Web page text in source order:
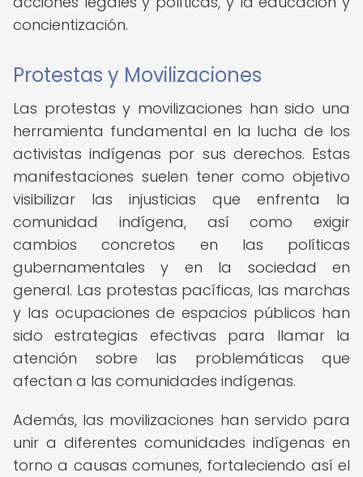
concientización.
Protestas y Movilizaciones
Las protestas y movilizaciones han sido una
herramienta fundamental en la lucha de los
activistas indígenas por sus derechos. Estas
manifestaciones suelen tener como objetivo
visibilizar las injusticias que enfrenta la
comunidad indígena, así como exigir
cambios concretos en las políticas
gubernamentales y en la sociedad en
general. Las protestas pacíficas, las marchas
y las ocupaciones de espacios públicos han
sido estrategias efectivas para llamar la
atención sobre las problemáticas que
afectan a las comunidades indígenas.
Además, las movilizaciones han servido para
unir a diferentes comunidades indígenas en
torno a causas comunes, fortaleciendo así el